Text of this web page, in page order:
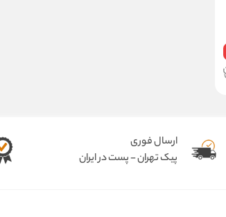
ارسال فوری
پیک تهران - پست در ایران